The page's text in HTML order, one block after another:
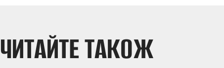
ЧИТАЙТЕ ТАКОЖ